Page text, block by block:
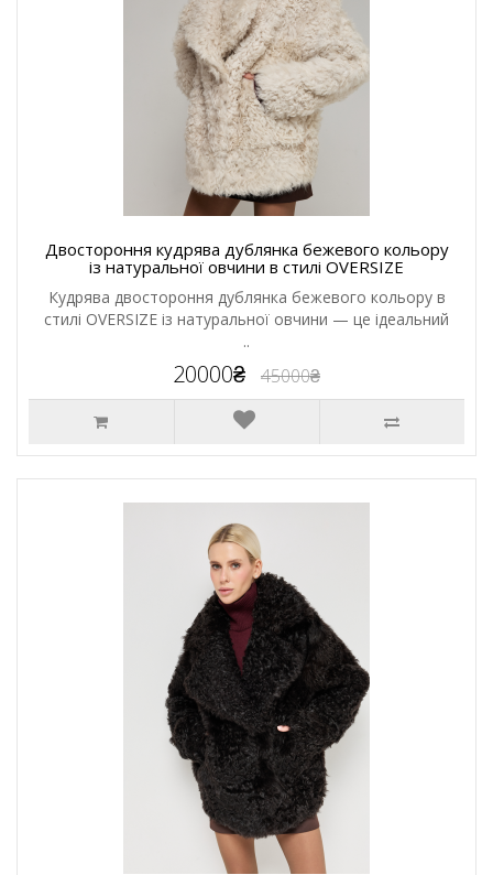
Двостороння кудрява дублянка бежевого кольору
із натуральної овчини в стилі OVERSIZE
Кудрява двостороння дублянка бежевого кольору в
стилі OVERSIZE із натуральної овчини — це ідеальний
..
20000₴ 45000₴